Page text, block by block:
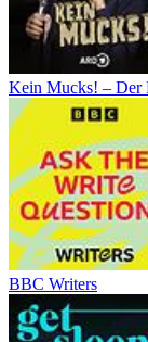
Kein Mucks! – Der
BBC Writers